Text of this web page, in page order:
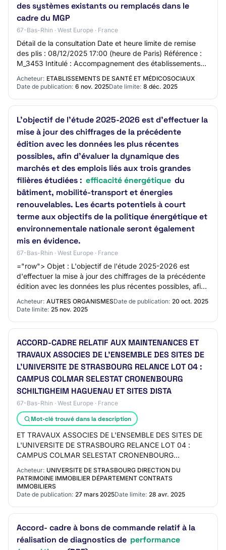
des systèmes existants ou remplacés dans le
cadre du MGP
67-Bas-Rhin · West Europe · France
Détail de la consultation Date et heure limite de remise
des plis : 08/12/2025 17:00 (heure de Paris) Référence :
M_3453 Intitulé : Accompagnement des établissements
de santé adhérents du GCS UniHA d…
Acheteur: ETABLISSEMENTS DE SANTÉ ET MÉDICOSOCIAUX
Date de publication: 6 nov. 2025Date limite: 8 déc. 2025
L'objectif de l'étude 2025-2026 est d'effectuer la
mise à jour des chiffrages de la précédente
édition avec les données les plus récentes
possibles, afin d'évaluer la dynamique des
marchés et des emplois liés aux trois grandes
filières étudiées : efficacité énergétique du
bâtiment, mobilité-transport et énergies
renouvelables. Les écarts potentiels à court
terme aux objectifs de la politique énergétique et
environnementale nationale seront également
mis en évidence.
67-Bas-Rhin · West Europe · France
="row"> Objet : L'objectif de l'étude 2025-2026 est
d'effectuer la mise à jour des chiffrages de la précédente
édition avec les données les plus récentes possibles, afin
Acheteur: AUTRES ORGANISMESDate de publication: 20 oct. 2025
Date limite: 25 nov. 2025
ACCORD-CADRE RELATIF AUX MAINTENANCES ET
TRAVAUX ASSOCIES DE L'ENSEMBLE DES SITES DE
L'UNIVERSITE DE STRASBOURG RELANCE LOT 04 :
CAMPUS COLMAR SELESTAT CRONENBOURG
SCHILTIGHEIM HAGUENAU ET SITES DISTA
67-Bas-Rhin · West Europe · France
Mot-clé trouvé dans la description
ET TRAVAUX ASSOCIES DE L'ENSEMBLE DES SITES DE
L'UNIVERSITE DE STRASBOURG RELANCE LOT 04 :
CAMPUS COLMAR SELESTAT CRONENBOURG
principal - Descripteur pri…
Acheteur: UNIVERSITE DE STRASBOURG DIRECTION DU
PATRIMOINE IMMOBILIER DÉPARTEMENT CONTRATS
IMMOBILIERS
Date de publication: 27 mars 2025Date limite: 28 avr. 2025
Accord- cadre à bons de commande relatif à la
réalisation de diagnostics de performance